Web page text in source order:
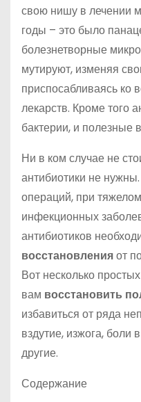
свою нишу в лечении
годы – это было
болезнетворные
мутируют, изменяя
приспосабливаясь
лекарств. Кроме того
бактерии, и полезные
Ни в ком случае не
антибиотики не
операций, при
инфекционных
антибиотиков
восстановленияот
Вот несколько
вам восстановить
избавиться от ряда
вздутие, изжога, боли
другие.
Содержание